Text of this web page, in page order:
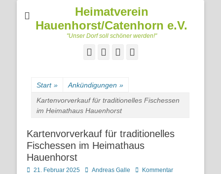
Heimatverein
Hauenhorst/Catenhorn e.V.
"Unser Dorf soll schöner werden!"
FacebookGoogleplus
Start » Ankündigungen »
Kartenvorverkauf für traditionelles Fischessen
im Heimathaus Hauenhorst
Kartenvorverkauf für traditionelles
Fischessen im Heimathaus
Hauenhorst
Posted
21. Februar 2025 AutorAndreas Galle
Kommentar